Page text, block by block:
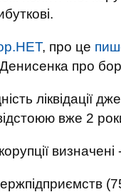
, про це
про
ліквідації
вже 2